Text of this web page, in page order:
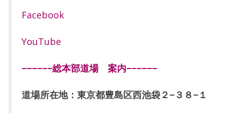
Facebook
YouTube
−−−−−−総本部道場 案内−−−−−−
道場所在地：東京都豊島区西池袋２−３８−１